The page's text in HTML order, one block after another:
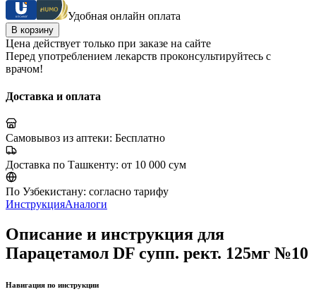
Удобная онлайн оплата
В корзину
Цена действует только при заказе на сайте
Перед употреблением лекарств проконсультируйтесь с
врачом!
Доставка и оплата
Самовывоз из аптеки: Бесплатно
Доставка по Ташкенту: от 10 000 сум
По Узбекистану: согласно тарифу
ИнструкцияАналоги
Описание и инструкция для
Парацетамол DF супп. рект. 125мг №10
Навигация по инструкции